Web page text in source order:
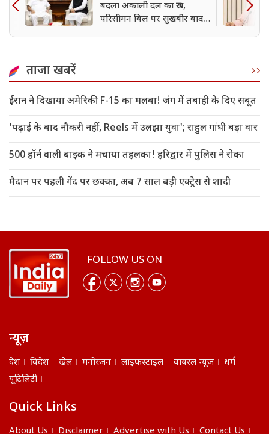
बदला अकाली दल का रुख,
परिसीमन बिल पर सुखबीर बादल
ताजा खबरें
ईरान ने दिखाया अमेरिकी F-15 का मलबा! जंग में तबाही के दिए सबूत
'पढ़ाई के बाद नौकरी नहीं, Reels में उलझा युवा'; राहुल गांधी बड़ा वार
500 हॉर्न वाली बाइक ने मचाया तहलका! हरिद्वार में पुलिस ने रोका
मैदान पर पहली गेंद पर छक्का, अब 7 साल बड़ी एक्ट्रेस से शादी
FOLLOW US ON
न्यूज़
देश विदेश खेल मनोरंजन लाइफस्टाइल वायरल न्यूज़
धर्म
यूटिलिटी
Quick Links
About Us Disclaimer Advertise with Us Contact Us